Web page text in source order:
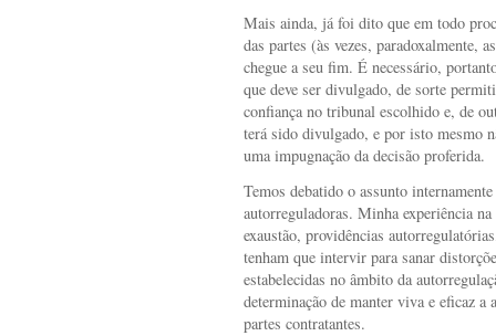
Mais ainda, já foi dito que em todo
das partes (às vezes, paradoxalmente,
chegue a seu fim. É necessário,
que deve ser divulgado, de sorte
confiança no tribunal escolhido e, de
terá sido divulgado, e por isto mesmo
uma impugnação da decisão proferida.
Temos debatido o assunto
autorreguladoras. Minha experiência
exaustão, providências
tenham que intervir para sanar
estabelecidas no âmbito da
determinação de manter viva e eficaz
partes contratantes.